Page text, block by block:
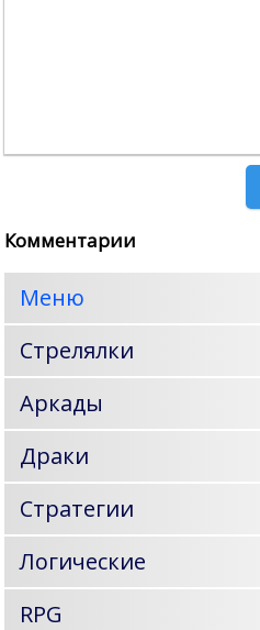
Комментарии
Меню
Стрелялки
Аркады
Драки
Стратегии
Логические
RPG